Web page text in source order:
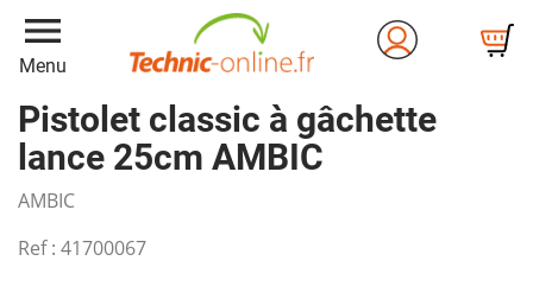
menu
Menu
Pistolet classic à gâchette
lance 25cm AMBIC
AMBIC
Ref : 41700067